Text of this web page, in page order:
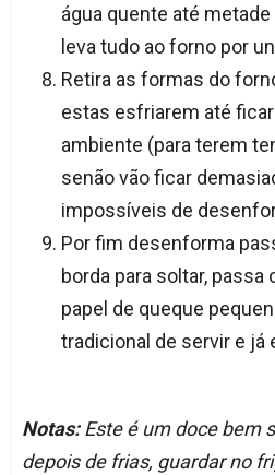
água quente até
leva tudo ao forno por
Retira as formas do
estas esfriarem até
ambiente (para terem
senão vão ficar
impossíveis de
Por fim desenforma
borda para soltar, passa
papel de queque
tradicional de servir e já
Notas:Este é um doce bem
depois de frias, guardar no